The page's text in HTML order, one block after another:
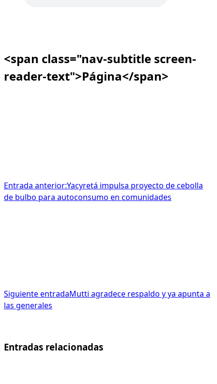
<span class="nav-subtitle screen-
reader-text">Página</span>
Entrada anterior:Yacyretá impulsa proyecto de cebolla
de bulbo para autoconsumo en comunidades
Siguiente entradaMutti agradece respaldo y ya apunta a
las generales
Entradas relacionadas